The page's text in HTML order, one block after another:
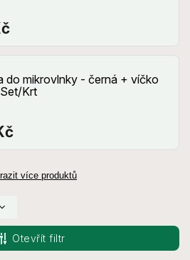
do mikrovlnky - černá + víčko
Krt
více produktů
Otevřít filtr